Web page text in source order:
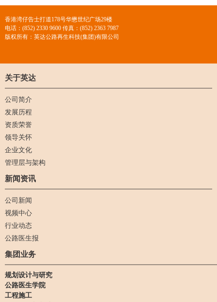
香港湾仔告士打道178号华懋世纪广场29楼
电话：(852) 2330 9600 传真：(852) 2363 7987
版权所有：英达公路再生科技(集团)有限公司
关于英达
公司简介
发展历程
资质荣誉
领导关怀
企业文化
管理层与架构
新闻资讯
公司新闻
视频中心
行业动态
公路医生报
集团业务
规划设计与研究
公路医生学院
工程施工